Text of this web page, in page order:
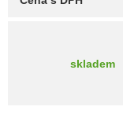
skladem